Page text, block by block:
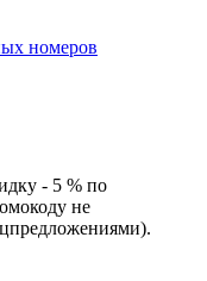
номеров
- 5 % по
не